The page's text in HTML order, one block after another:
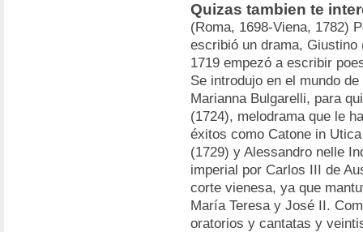
Quizas tambien te
(Roma, 1698-Viena, 1782)
escribió un drama,
1719 empezó a escribir
Se introdujo en el mundo
Marianna Bulgarelli, para
(1724), melodrama que le
éxitos como Catone in
(1729) y Alessandro nelle
imperial por Carlos III de
corte vienesa, ya que
María Teresa y José II.
oratorios y cantatas y